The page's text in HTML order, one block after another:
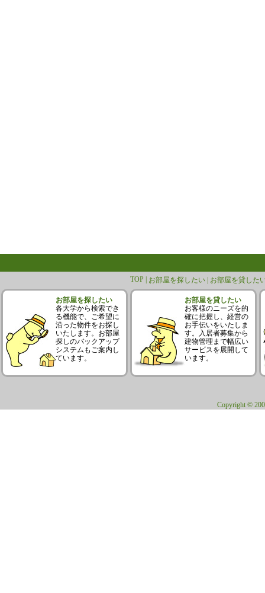
TOP | お部屋を探したい | お部屋を貸した
お部屋を探したい
各大学から検索でき
る機能で、ご希望に
沿った物件をお探し
いたします。お部屋
探しのバックアップ
システムもご案内し
ています。
お部屋を貸したい
お客様のニーズを的
確に把握し、経営の
お手伝いをいたしま
す。入居者募集から
建物管理まで幅広い
サービスを展開して
います。
Copyright ©